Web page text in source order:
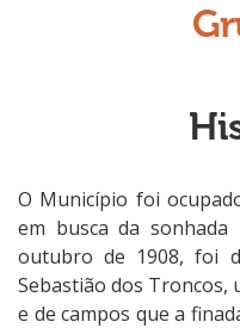
O Município foi
em busca da
outubro de 1908, foi
Sebastião dos Troncos,
e de campos que a